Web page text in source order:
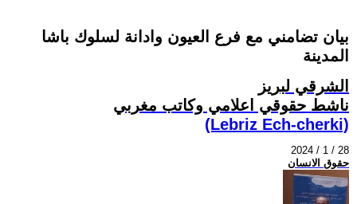
بيان تضامني مع فرع العيون وادانة لسلوك باشا
المدينة
الشرقي لبريز
ناشط حقوقي اعلامي وكاتب مغربي
(Lebriz Ech-cherki)
2024 / 1 / 28
حقوق الانسان